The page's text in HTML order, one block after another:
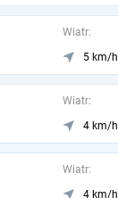
Wiatr:
5 km/h
Wiatr:
4 km/h
Wiatr:
4 km/h